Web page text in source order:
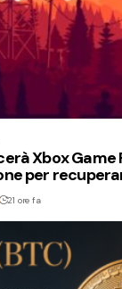
Xbox Game
per
21 ore fa